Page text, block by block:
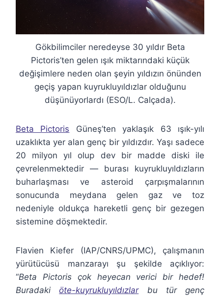
Gökbilimciler neredeyse 30 yıldır Beta
Pictoris’ten gelen ışık miktarındaki küçük
değişimlere neden olan şeyin yıldızın önünden
geçiş yapan kuyrukluyıldızlar olduğunu
düşünüyorlardı (ESO/L. Calçada).
Beta Pictoris Güneş’ten yaklaşık 63 ışık-yılı
uzaklıkta yer alan genç bir yıldızdır. Yaşı sadece
20 milyon yıl olup dev bir madde diski ile
çevrelenmektedir — burası kuyrukluyıldızların
buharlaşması ve asteroid çarpışmalarının
sonucunda meydana gelen gaz ve toz
nedeniyle oldukça hareketli genç bir gezegen
sistemine döşmektedir.
Flavien Kiefer (IAP/CNRS/UPMC), çalışmanın
yürütücüsü manzarayı şu şekilde açıklıyor:
“Beta Pictoris çok heyecan verici bir hedef!
Buradakiöte-kuyrukluyıldızlarbu tür genç